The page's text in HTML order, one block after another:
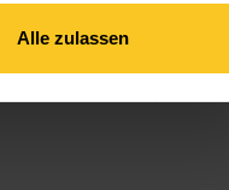
Alle zulassen
Holder